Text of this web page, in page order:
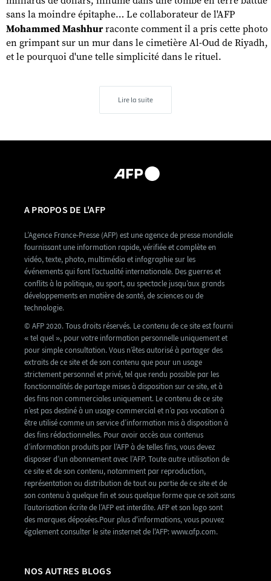
sans la moindre épitaphe… Le collaborateur de l'AFP
Mohammed Mashhurraconte comment il a pris cette photo
en grimpant sur un mur dans le cimetière Al-Oud de Riyadh,
et le pourquoi d'une telle simplicité dans le rituel.
Lire la suite
A PROPOS DE L'AFP
L’Agence France-Presse (AFP) est une agence de presse mondiale
fournissant une information rapide, vérifiée et complète en
vidéo, texte, photo, multimédia et infographie sur les
événements qui font l’actualité internationale. Des guerres et
conflits à la politique, au sport, au spectacle jusqu’aux grands
développements en matière de santé, de sciences ou de
technologie.
© AFP 2020. Tous droits réservés. Le contenu de ce site est fourni
« tel quel », pour votre information personnelle uniquement et
pour simple consultation. Vous n’êtes autorisé à partager des
extraits de ce site et de son contenu que pour un usage
strictement personnel et privé, tel que rendu possible par les
fonctionnalités de partage mises à disposition sur ce site, et à
des fins non commerciales uniquement. Le contenu de ce site
n’est pas destiné à un usage commercial et n’a pas vocation à
être utilisé comme un service d’information mis à disposition à
des fins rédactionnelles. Pour avoir accès aux contenus
d’information produits par l’AFP à de telles fins, vous devez
disposer d’un abonnement avec l’AFP. Toute autre utilisation de
ce site et de son contenu, notamment par reproduction,
représentation ou distribution de tout ou partie de ce site et de
son contenu à quelque fin et sous quelque forme que ce soit sans
l’autorisation écrite de l’AFP est interdite. AFP et son logo sont
des marques déposées.Pour plus d'informations, vous pouvez
également consulter le site insternet de l'AFP: www.afp.com.
NOS AUTRES BLOGS